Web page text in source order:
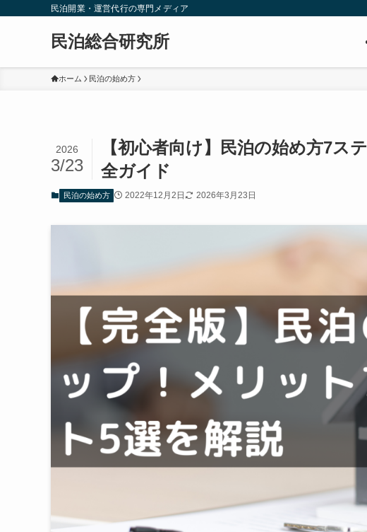
民泊開業・運営代行の専門メディア
民泊総合研究所
ホーム 民泊の始め方
【初心者向け】民泊の始め方7ス
全ガイド
2026
3/23
民泊の始め方 2022年12月2日 2026年3月23日